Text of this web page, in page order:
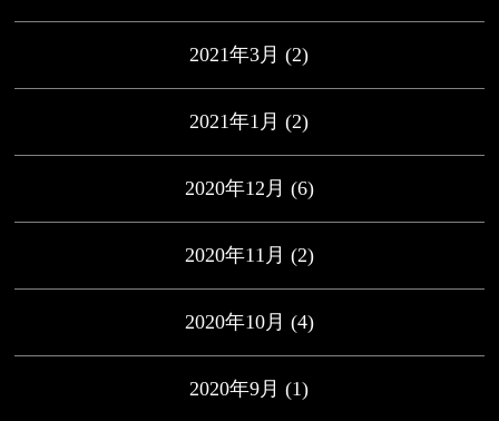
2021年3月 (2)
2021年1月 (2)
2020年12月 (6)
2020年11月 (2)
2020年10月 (4)
2020年9月 (1)